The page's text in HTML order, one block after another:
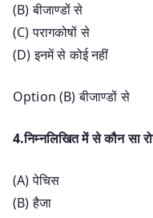
(B) बीजाण्डों से
(C) परागकोषों से
(D) इनमें से कोई नहीं
Option (B) बीजाण्डों से
4.निम्नलिखित में से कौन सा
(A) पेचिस
(B) हैजा